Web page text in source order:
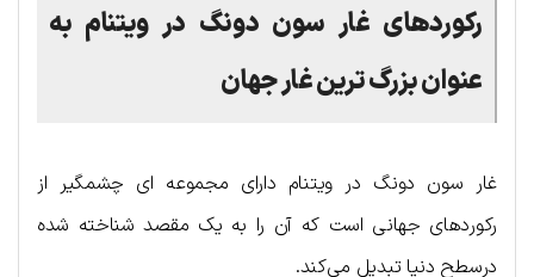
رکوردهای غار سون دونگ در ویتنام به
عنوان بزرگ ترین غار جهان
غار سون دونگ در ویتنام دارای مجموعه ای چشمگیر از
رکوردهای جهانی است که آن را به یک مقصد شناخته شده
درسطح دنیا تبدیل می‌کند.